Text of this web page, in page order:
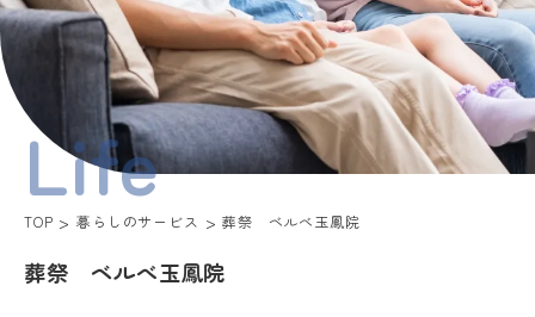
TOP 暮らしのサービス 葬祭 ベルべ玉鳳院
Life
葬祭 ベルべ玉鳳院